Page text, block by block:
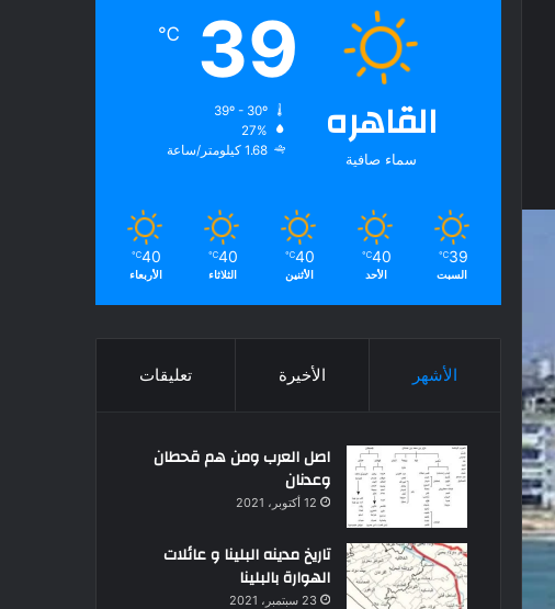
القاهره
سماء صافية
39
℃
27%
1.68 كيلومتر/ساعة
39
℃
السبت
40
℃
الأحد
40
℃
الأثنين
40
℃
الثلاثاء
40
℃
الأربعاء
الأشهر الأخيرة تعليقات
اصل العرب ومن هم قحطان
وعدنان
12 أكتوبر، 2021
تاريخ مدينه البلينا و عائلات
الهوارة بالبلينا
23 سبتمبر، 2021